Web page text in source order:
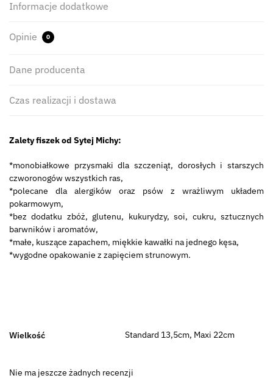
Informacje dodatkowe
Opinie 0
Dane producenta
Czas realizacji i dostawa
Zalety fiszek od Sytej Michy:
*monobiałkowe przysmaki dla szczeniąt, dorosłych i starszych
czworonogów wszystkich ras,
*polecane dla alergików oraz psów z wrażliwym układem
pokarmowym,
*bez dodatku zbóż, glutenu, kukurydzy, soi, cukru, sztucznych
barwników i aromatów,
*małe, kuszące zapachem, miękkie kawałki na jednego kęsa,
*wygodne opakowanie z zapięciem strunowym.
Wielkość Standard 13,5cm, Maxi 22cm
Nie ma jeszcze żadnych recenzji